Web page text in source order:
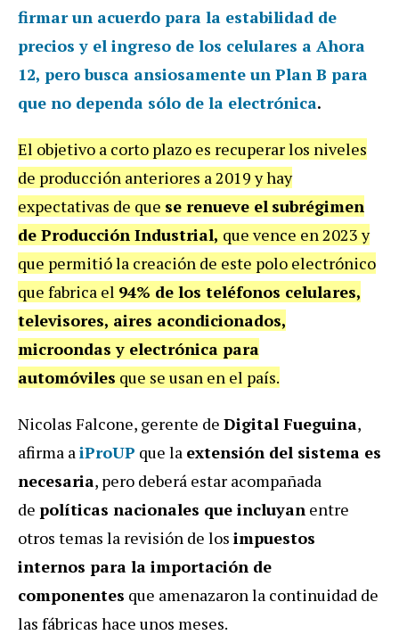
firmar un acuerdo para la estabilidad de
preciosy el ingreso de los celulares a Ahora
12, pero busca ansiosamente un Plan B para
que no dependa sólo de la electrónica.
El objetivo a corto plazo es recuperar los niveles
de producción anteriores a 2019 y hay
expectativas de que se renueve el subrégimen
de Producción Industrial, que vence en 2023 y
que permitió la creación de este polo electrónico
que fabrica el 94% de los teléfonos celulares,
televisores, aires acondicionados,
microondas y electrónica para
automóviles que se usan en el país.
Nicolas Falcone, gerente de Digital Fueguina,
afirma aiProUP que la extensión del sistema es
necesaria, pero deberá estar acompañada
de políticas nacionales que incluyan entre
otros temas la revisión de los impuestos
internos para la importación de
componentes que amenazaron la continuidad de
las fábricas hace unos meses.